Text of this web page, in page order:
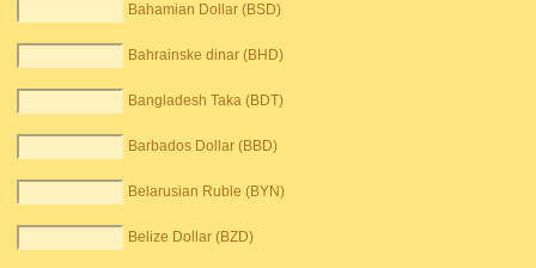
Bahamian Dollar (BSD)
Bahrainske dinar (BHD)
Bangladesh Taka (BDT)
Barbados Dollar (BBD)
Belarusian Ruble (BYN)
Belize Dollar (BZD)